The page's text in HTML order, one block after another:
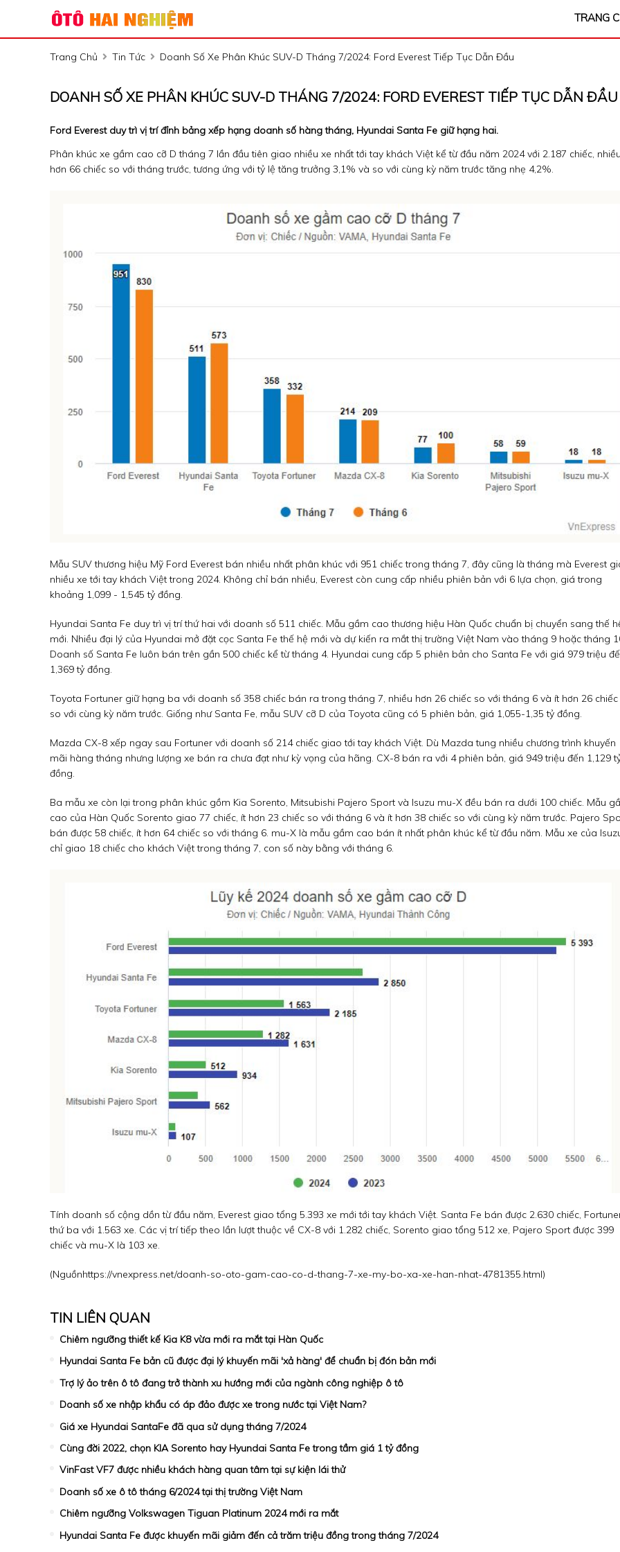
TRANG
Trang Chủ Tin Tức Doanh Số Xe Phân Khúc SUV-D Tháng 7/2024: Ford Everest Tiếp Tục Dẫn Đầu
DOANH SỐ XE PHÂN KHÚC SUV-D THÁNG 7/2024: FORD EVEREST TIẾP TỤC DẪN ĐẦU
Ford Everest duy trì vị trí đỉnh bảng xếp hạng doanh số hàng tháng, Hyundai Santa Fe giữ hạng hai.
Phân khúc xe gầm cao cỡ D tháng 7 lần đầu tiên giao nhiều xe nhất tới tay khách Việt kể từ đầu năm 2024 với 2.187 chiếc,
hơn 66 chiếc so với tháng trước, tương ứng với tỷ lệ tăng trưởng 3,1% và so với cùng kỳ năm trước tăng nhẹ 4,2%.
Mẫu SUV thương hiệu Mỹ Ford Everest bán nhiều nhất phân khúc với 951 chiếc trong tháng 7, đây cũng là tháng mà Everest
nhiều xe tới tay khách Việt trong 2024. Không chỉ bán nhiều, Everest còn cung cấp nhiều phiên bản với 6 lựa chọn, giá trong
khoảng 1,099 - 1,545 tỷ đồng.
Hyundai Santa Fe duy trì vị trí thứ hai với doanh số 511 chiếc. Mẫu gầm cao thương hiệu Hàn Quốc chuẩn bị chuyển sang thế
mới. Nhiều đại lý của Hyundai mở đặt cọc Santa Fe thế hệ mới và dự kiến ra mắt thị trường Việt Nam vào tháng 9 hoặc tháng
Doanh số Santa Fe luôn bán trên gần 500 chiếc kể từ tháng 4. Hyundai cung cấp 5 phiên bản cho Santa Fe với giá 979 triệu
1,369 tỷ đồng.
Toyota Fortuner giữ hạng ba với doanh số 358 chiếc bán ra trong tháng 7, nhiều hơn 26 chiếc so với tháng 6 và ít hơn 26 chiếc
so với cùng kỳ năm trước. Giống như Santa Fe, mẫu SUV cỡ D của Toyota cũng có 5 phiên bản, giá 1,055-1,35 tỷ đồng.
Mazda CX-8 xếp ngay sau Fortuner với doanh số 214 chiếc giao tới tay khách Việt. Dù Mazda tung nhiều chương trình khuyến
mãi hàng tháng nhưng lượng xe bán ra chưa đạt như kỳ vọng của hãng. CX-8 bán ra với 4 phiên bản, giá 949 triệu đến 1,129
đồng.
Ba mẫu xe còn lại trong phân khúc gồm Kia Sorento, Mitsubishi Pajero Sport và Isuzu mu-X đều bán ra dưới 100 chiếc. Mẫu
cao của Hàn Quốc Sorento giao 77 chiếc, ít hơn 23 chiếc so với tháng 6 và ít hơn 38 chiếc so với cùng kỳ năm trước. Pajero
bán được 58 chiếc, ít hơn 64 chiếc so với tháng 6. mu-X là mẫu gầm cao bán ít nhất phân khúc kể từ đầu năm. Mẫu xe của
chỉ giao 18 chiếc cho khách Việt trong tháng 7, con số này bằng với tháng 6.
Tính doanh số cộng dồn từ đầu năm, Everest giao tổng 5.393 xe mới tới tay khách Việt. Santa Fe bán được 2.630 chiếc,
thứ ba với 1.563 xe. Các vị trí tiếp theo lần lượt thuộc về CX-8 với 1.282 chiếc, Sorento giao tổng 512 xe, Pajero Sport được 399
chiếc và mu-X là 103 xe.
(Nguồnhttps://vnexpress.net/doanh-so-oto-gam-cao-co-d-thang-7-xe-my-bo-xa-xe-han-nhat-4781355.html)
TIN LIÊN QUAN
Chiêm ngưỡng thiết kế Kia K8 vừa mới ra mắt tại Hàn Quốc
Hyundai Santa Fe bản cũ được đại lý khuyến mãi 'xả hàng' để chuẩn bị đón bản mới
Trợ lý ảo trên ô tô đang trở thành xu hướng mới của ngành công nghiệp ô tô
Doanh số xe nhập khẩu có áp đảo được xe trong nước tại Việt Nam?
Giá xe Hyundai SantaFe đã qua sử dụng tháng 7/2024
Cùng đời 2022, chọn KIA Sorento hay Hyundai Santa Fe trong tầm giá 1 tỷ đồng
VinFast VF7 được nhiều khách hàng quan tâm tại sự kiện lái thử
Doanh số xe ô tô tháng 6/2024 tại thị trường Việt Nam
Chiêm ngưỡng Volkswagen Tiguan Platinum 2024 mới ra mắt
Hyundai Santa Fe được khuyến mãi giảm đến cả trăm triệu đồng trong tháng 7/2024